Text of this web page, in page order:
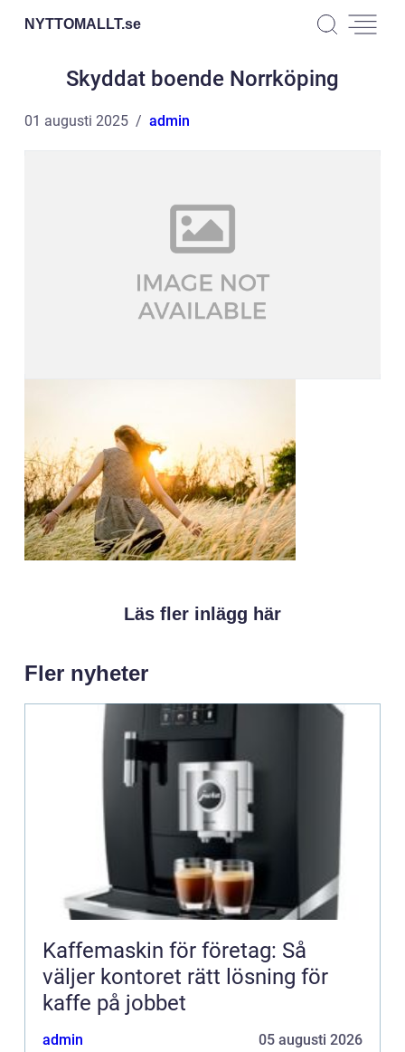
NYTTOMALLT.se
Skyddat boende Norrköping
01 augusti 2025 admin
Läs fler inlägg här
Fler nyheter
Kaffemaskin för företag: Så
väljer kontoret rätt lösning för
kaffe på jobbet
admin 05 augusti 2026